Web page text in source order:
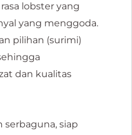
lobster yang
yang menggoda.
pilihan (surimi)
dan kualitas
serbaguna, siap